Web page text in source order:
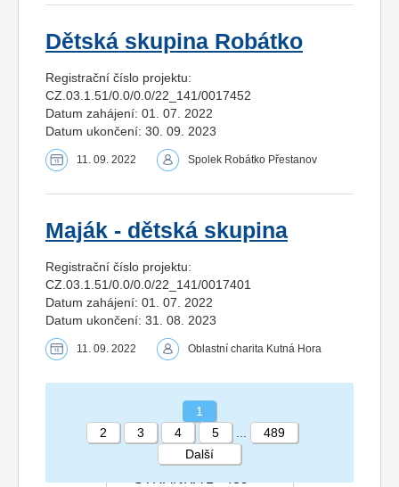
Dětská skupina Robátko
Registrační číslo projektu:
CZ.03.1.51/0.0/0.0/22_141/0017452
Datum zahájení: 01. 07. 2022
Datum ukončení: 30. 09. 2023
11. 09. 2022 Spolek Robátko Přestanov
Maják - dětská skupina
Registrační číslo projektu:
CZ.03.1.51/0.0/0.0/22_141/0017401
Datum zahájení: 01. 07. 2022
Datum ukončení: 31. 08. 2023
11. 09. 2022 Oblastní charita Kutná Hora
1
2
3 4 5
489
Další